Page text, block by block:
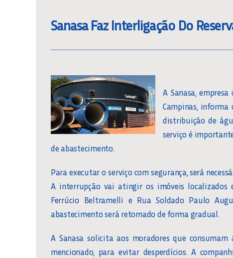
Sanasa Faz Interligação Do
A Sanasa,
Campinas,
distribuição de
serviço é
de abastecimento.
Para executar o serviço com segurança, será
A interrupção vai atingir os imóveis localizados
Ferrúcio Beltramelli e Rua Soldado Paulo
abastecimento será retomado de forma gradual.
A Sanasa solicita aos moradores que
mencionado, para evitar desperdícios. A